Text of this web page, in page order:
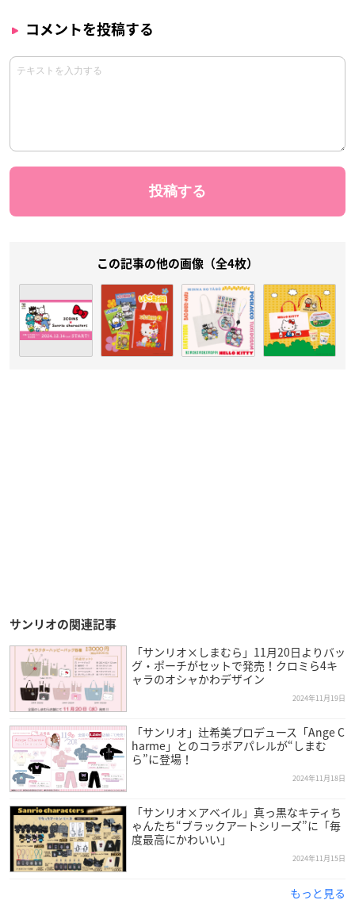
コメントを投稿する
この記事の他の画像（全4枚）
サンリオの関連記事
「サンリオ×しまむら」11月20日よりバッ
グ・ポーチがセットで発売！クロミら4キ
ャラのオシャかわデザイン
2024年11月19日
「サンリオ」辻希美プロデュース「Ange C
harme」とのコラボアパレルが“しまむ
ら”に登場！
2024年11月18日
「サンリオ×アベイル」真っ黒なキティち
ゃんたち“ブラックアートシリーズ”に「毎
度最高にかわいい」
2024年11月15日
もっと見る